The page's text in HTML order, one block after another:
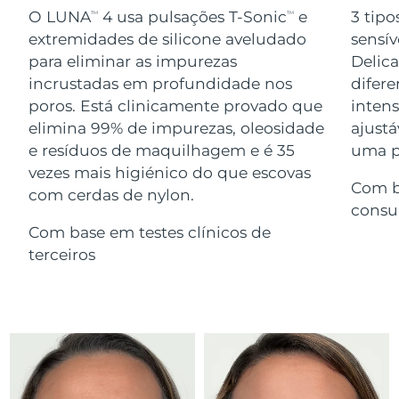
O LUNATM 4 usa pulsações T-SonicTM
e
extremidades de silicone aveludado
para eliminar as impurezas
incrustadas em profundidade nos
poros. Está clinicamente provado que
elimina 99% de impurezas, oleosidade
e resíduos de maquilhagem e é 35
vezes mais higiénico do que escovas
com cerdas de nylon.
Com base em testes clínicos de
terceiros
3
uma
Com
Advanced pore care essentials
For healthy hair
issa™ Teeth Whitening Gel
18% PAP
Cosméticos Homens
Comprar todos
FOREO APP
Israel Entrega prevista12/08/2026
Itália Entrega prevista 08/08/2026
Japão Entrega prevista11/08/2026
Jersey
10/08/2026
Kuwait
Líbano Entrega prevista09/08/2026
Lituânia Entrega prevista 08/08/2026